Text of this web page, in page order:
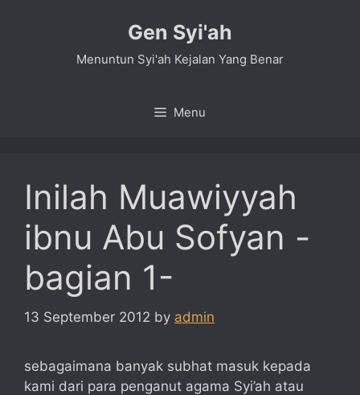
Gen Syi'ah
Menuntun Syi'ah Kejalan Yang Benar
Menu
Inilah Muawiyyah
ibnu Abu Sofyan -
bagian 1-
13 September 2012 by admin
sebagaimana banyak subhat masuk kepada
kami dari para penganut agama Syi’ah atau